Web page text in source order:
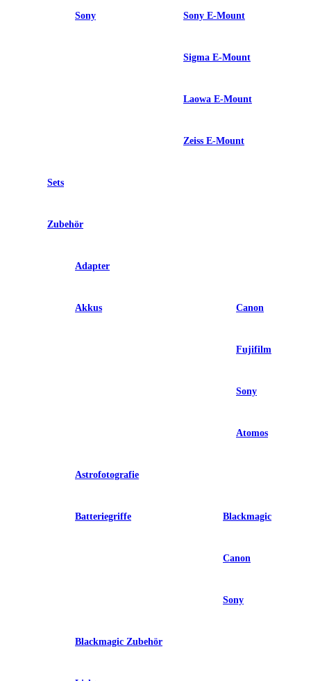
Sony Sony E-Mount
Sigma E-Mount
Laowa E-Mount
Zeiss E-Mount
Sets
Zubehör
Adapter
Akkus Canon
Fujifilm
Sony
Atomos
Astrofotografie
Batteriegriffe Blackmagic
Canon
Sony
Blackmagic Zubehör